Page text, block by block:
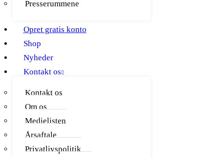
Presserummene
Opret gratis konto
Shop
Nyheder
Kontakt os
Kontakt os
Om os
Medielisten
Årsaftale
Privatlivspolitik